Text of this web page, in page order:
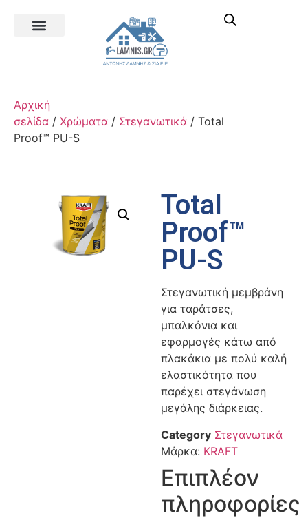
Αρχική
σελίδα / Χρώματα / Στεγανωτικά / Total
Proof™ PU-S
Total
Proof™
PU-S
Στεγανωτική μεμβράνη
για ταράτσες,
μπαλκόνια και
εφαρμογές κάτω από
πλακάκια με πολύ καλή
ελαστικότητα που
παρέχει στεγάνωση
μεγάλης διάρκειας.
Category Στεγανωτικά
Μάρκα: KRAFT
Επιπλέον
πληροφορίες